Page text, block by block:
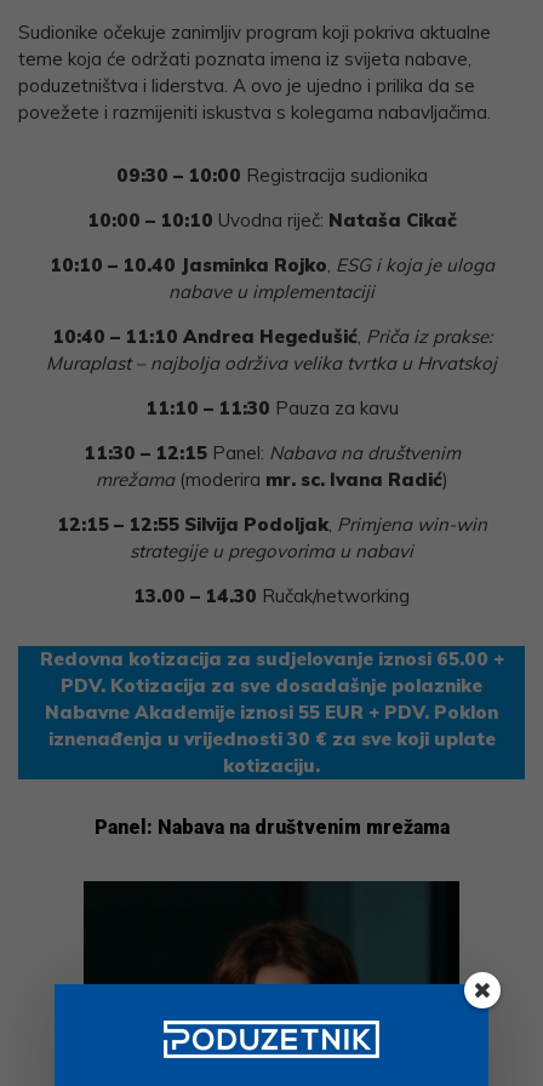
Sudionike očekuje zanimljiv program koji pokriva aktualne
teme koja će održati poznata imena iz svijeta nabave,
poduzetništva i liderstva. A ovo je ujedno i prilika da se
povežete i razmijeniti iskustva s kolegama nabavljačima.
09:30 – 10:00 Registracija sudionika
10:00 – 10:10 Uvodna riječ: Nataša Cikač
10:10 – 10.40 Jasminka Rojko, ESG i koja je uloga
nabave u implementaciji
10:40 – 11:10 Andrea Hegedušić, Priča iz prakse:
Muraplast – najbolja održiva velika tvrtka u Hrvatskoj
11:10 – 11:30 Pauza za kavu
11:30 – 12:15 Panel: Nabava na društvenim
mrežama(moderira mr. sc. Ivana Radić)
12:15 – 12:55 Silvija Podoljak, Primjena win-win
strategije u pregovorima u nabavi
13.00 – 14.30 Ručak/networking
Redovna kotizacija za sudjelovanje iznosi 65.00 +
PDV. Kotizacija za sve dosadašnje polaznike
Nabavne Akademije iznosi 55 EUR + PDV. Poklon
iznenađenja u vrijednosti 30 € za sve koji uplate
kotizaciju.
Panel: Nabava na društvenim mrežama